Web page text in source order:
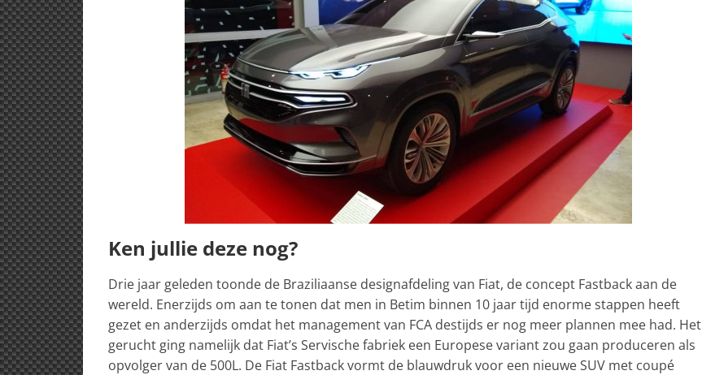
Ken jullie deze nog?
Drie jaar geleden toonde de Braziliaanse designafdeling van Fiat, de concept Fastback aan de
wereld. Enerzijds om aan te tonen dat men in Betim binnen 10 jaar tijd enorme stappen heeft
gezet en anderzijds omdat het management van FCA destijds er nog meer plannen mee had. Het
gerucht ging namelijk dat Fiat’s Servische fabriek een Europese variant zou gaan produceren als
opvolger van de 500L. De Fiat Fastback vormt de blauwdruk voor een nieuwe SUV met coupé